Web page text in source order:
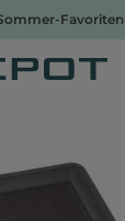
Favoriten